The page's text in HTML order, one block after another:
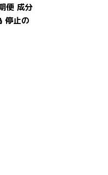
便 成分
停止の